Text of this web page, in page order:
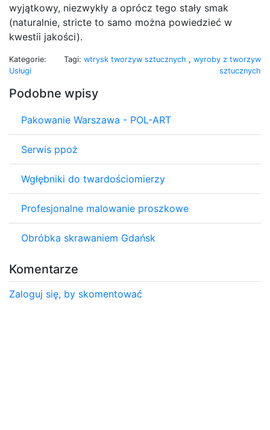
wyjątkowy, niezwykły a oprócz tego stały smak
(naturalnie, stricte to samo można powiedzieć w
kwestii jakości).
Kategorie:
Usługi
Tagi: wtrysk tworzyw sztucznych , wyroby z tworzyw
sztucznych
Podobne wpisy
Pakowanie Warszawa - POL-ART
Serwis ppoż
Wgłębniki do twardościomierzy
Profesjonalne malowanie proszkowe
Obróbka skrawaniem Gdańsk
Komentarze
Zaloguj się, by skomentować